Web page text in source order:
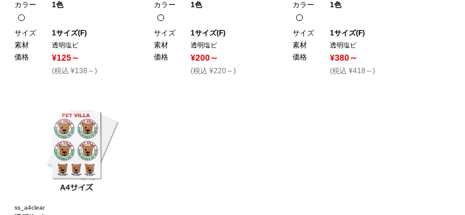
カラー 1色
サイズ
1サイズ(F)
素材
透明塩ビ
価格 ¥125～
(税込 ¥138～)
カラー 1色
サイズ
1サイズ(F)
素材
透明塩ビ
価格 ¥200～
(税込 ¥220～)
カラー 1色
サイズ
1サイズ(F)
素材
透明塩ビ
価格 ¥380～
(税込 ¥418～)
ss_a4clear